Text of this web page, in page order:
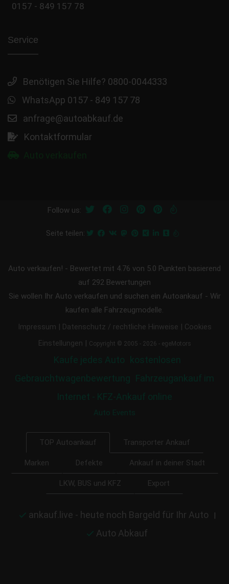
0157 - 849 157 78
Service
Benötigen Sie Hilfe? 0800-0044333
WhatsApp 0157 - 849 157 78
anfrage@autoabkauf.de
Kontaktformular
Follow us:
Seite teilen:
Auto verkaufen! - Bewertet mit 4.76 von 5.0 Punkten basierend
auf 292 Bewertungen
Sie wollen Ihr Auto verkaufen und suchen ein Autoankauf - Wir
kaufen alle Fahrzeugmodelle.
Impressum | Datenschutz / rechtliche Hinweise | Cookies
Einstellungen | Copyright © 2005 - 2026 - egeMotors
Kaufe jedes Auto kostenlosen
Gebrauchtwagenbewertung Fahrzeugankauf im
Internet - KFZ-Ankauf online
Auto Events
TOP Autoankauf Transporter Ankauf
Marken Defekte Ankauf in deiner Stadt
LKW, BUS und KFZ Export
ankauf.live - heute noch Bargeld für Ihr Auto |
Auto Abkauf